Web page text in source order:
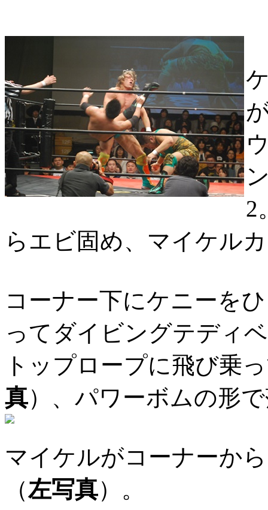
2
らエビ固め、マイケル
コーナー下にケニーを
ってダイビングテディ
トップロープに飛び乗
真）、パワーボムの形
マイケルがコーナーか
（左写真）。